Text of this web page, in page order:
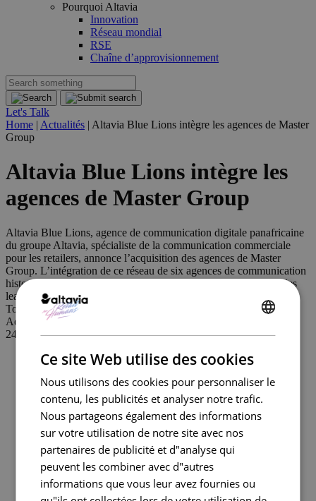
Pourquoi Altavia
Innovation
Réseau mondial
RSE
Chaîne d’approvisionnement
Let's Talk
Home | Actualités | Altavia Blue Lions intègre les agences de Master
Group
Altavia Blue Lions intègre les
agences de Master Group
Altavia Blue Lions, agence de communication digitale panafricaine
du groupe Altavia, spécialiste de la communication commerciale
pour les retailers, annonce l’acquisition des agences de Master
Group. L’intégration de ce réseau de six agences de communication
historiques dans la région positionne Altavia Blue Lions parmi les
leaders en Afrique et dans l’océan Indien.
Top stories
Actualité
24 février 2022
Ce site Web utilise des cookies
Nous utilisons des cookies pour personnaliser le
contenu, les publicités et analyser notre trafic.
Nous partageons également des informations
sur votre utilisation de notre site avec nos
partenaires de publicité et d"analyse qui
peuvent les combiner avec d"autres
informations que vous leur avez fournies ou